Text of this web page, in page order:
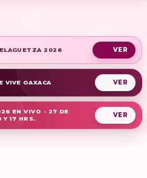
2026
VIVE OAXACA
EN VIVO - 27 DE
Y 17 HRS.